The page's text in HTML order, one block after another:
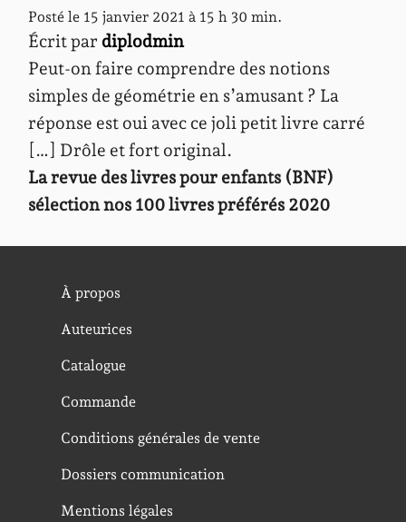
Posté le 15 janvier 2021 à 15 h 30 min.
Écrit par diplodmin
Peut-on faire comprendre des notions
simples de géométrie en s’amusant ? La
réponse est oui avec ce joli petit livre carré
[…] Drôle et fort original.
La revue des livres pour enfants (BNF)
sélection nos 100 livres préférés 2020
À propos
Auteurices
Catalogue
Commande
Conditions générales de vente
Dossiers communication
Mentions légales